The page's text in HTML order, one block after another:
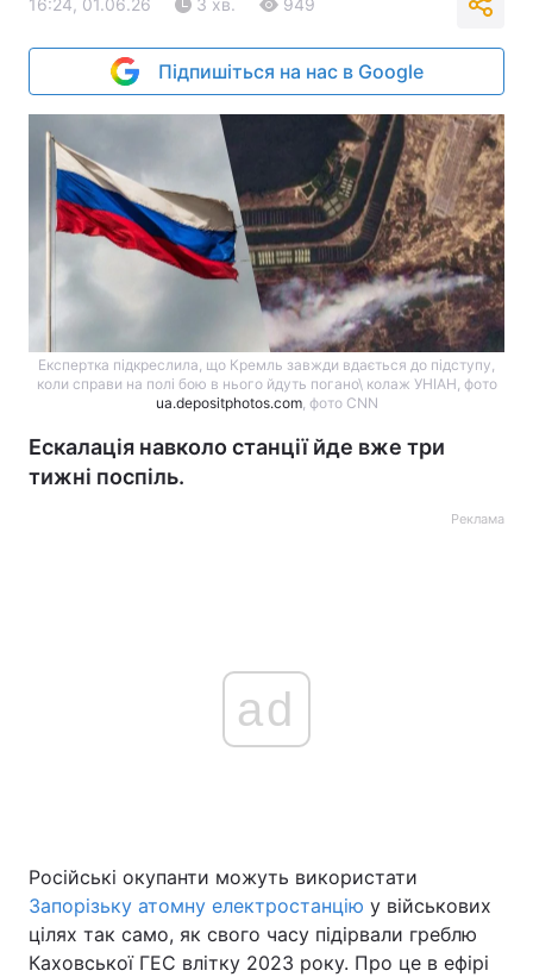
16:24, 01.06.26 3 хв. 949
Підпишіться на нас в Google
Експертка підкреслила, що Кремль завжди вдається до підступу,
коли справи на полі бою в нього йдуть погано\ колаж УНІАН, фото
ua.depositphotos.com, фото CNN
Ескалація навколо станції йде вже три
тижні поспіль.
Реклама
ad
Російські окупанти можуть використати
Запорізьку атомну електростанцію у військових
цілях так само, як свого часу підірвали греблю
Каховської ГЕС влітку 2023 року. Про це в ефірі